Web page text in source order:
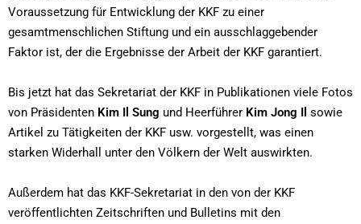
Voraussetzung für Entwicklung der KKF zu einer
gesamtmenschlichen Stiftung und ein ausschlaggebender
Faktor ist, der die Ergebnisse der Arbeit der KKF garantiert.
Bis jetzt hat das Sekretariat der KKF in Publikationen viele Fotos
von Präsidenten Kim Il Sung und Heerführer Kim Jong Il sowie
Artikel zu Tätigkeiten der KKF usw. vorgestellt, was einen
starken Widerhall unter den Völkern der Welt auswirkten.
Außerdem hat das KKF-Sekretariat in den von der KKF
veröffentlichten Zeitschriften und Bulletins mit den